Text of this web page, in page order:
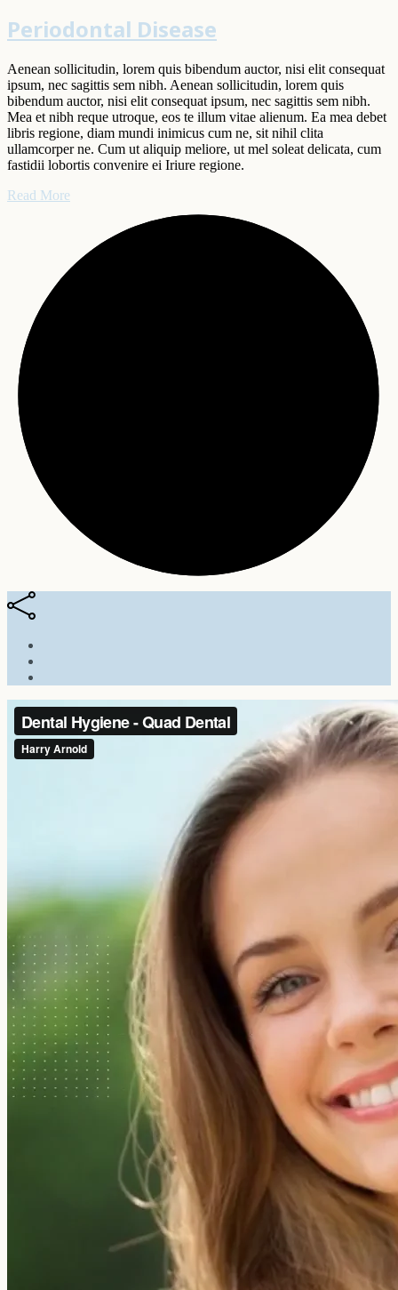
Periodontal Disease
Aenean sollicitudin, lorem quis bibendum auctor, nisi elit consequat
ipsum, nec sagittis sem nibh. Aenean sollicitudin, lorem quis
bibendum auctor, nisi elit consequat ipsum, nec sagittis sem nibh.
Mea et nibh reque utroque, eos te illum vitae alienum. Ea mea debet
libris regione, diam mundi inimicus cum ne, sit nihil clita
ullamcorper ne. Cum ut aliquip meliore, ut mel soleat delicata, cum
fastidii lobortis convenire ei Iriure regione.
Read More